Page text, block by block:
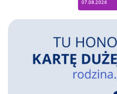
07.08.2026